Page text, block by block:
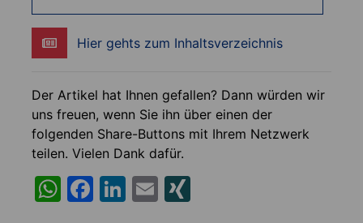
Hier gehts zum Inhaltsverzeichnis
Der Artikel hat Ihnen gefallen? Dann würden wir
uns freuen, wenn Sie ihn über einen der
folgenden Share-Buttons mit Ihrem Netzwerk
teilen. Vielen Dank dafür.
W F
Li E